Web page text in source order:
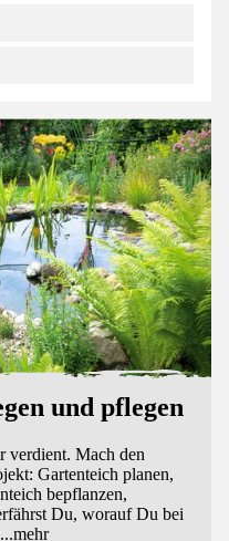
und pflegen
verdient. Mach den
Gartenteich planen,
bepflanzen,
Du, worauf Du bei
...mehr